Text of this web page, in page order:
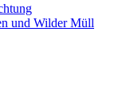
und Wilder Müll